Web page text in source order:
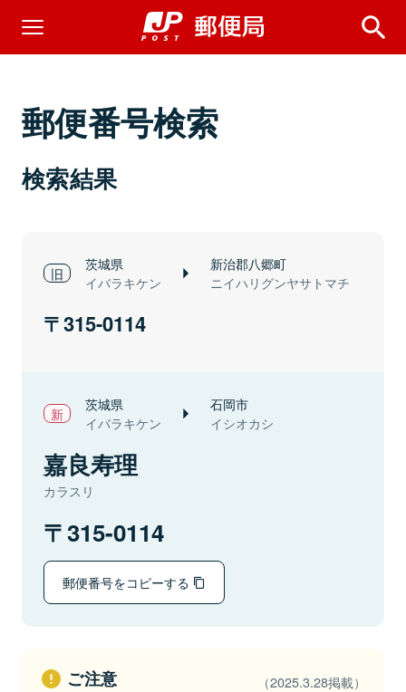
郵便番号検索
検索結果
茨城県
イバラキケン
新治郡八郷町
ニイハリグンヤサトマチ
315-0114
茨城県
イバラキケン
石岡市
イシオカシ
嘉良寿理
カラスリ
315-0114
郵便番号をコピーする
ご注意 （2025.3.28掲載）